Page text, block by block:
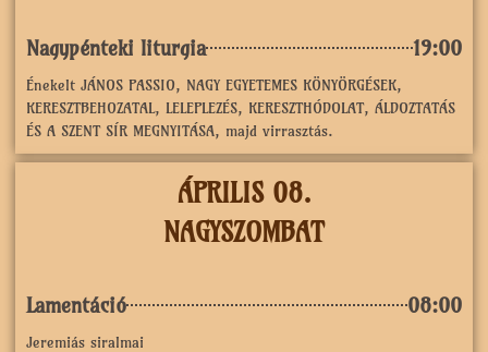
Nagypénteki liturgia 19:00
Énekelt JÁNOS PASSIO, NAGY EGYETEMES KÖNYÖRGÉSEK,
KERESZTBEHOZATAL, LELEPLEZÉS, KERESZTHÓDOLAT, ÁLDOZTATÁS
ÉS A SZENT SÍR MEGNYITÁSA, majd virrasztás.
ÁPRILIS 08.
NAGYSZOMBAT
Lamentáció 08:00
Jeremiás siralmai